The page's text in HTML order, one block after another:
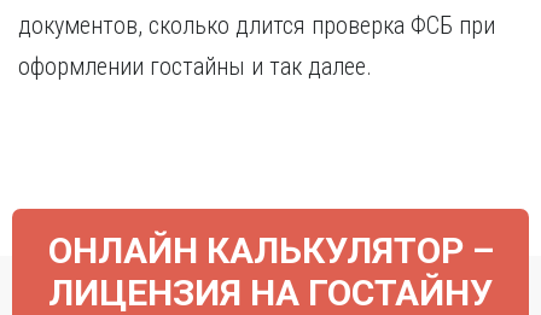
документов, сколько длится проверка ФСБ при
оформлении гостайны и так далее.
ОНЛАЙН КАЛЬКУЛЯТОР –
ЛИЦЕНЗИЯ НА ГОСТАЙНУ